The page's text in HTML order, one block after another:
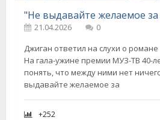
21.04.2026
0
Джиган ответил на слухи о
На гала-ужине премии МУЗ-ТВ 40-
понять, что между ними нет
выдавайте желаемое за
+252